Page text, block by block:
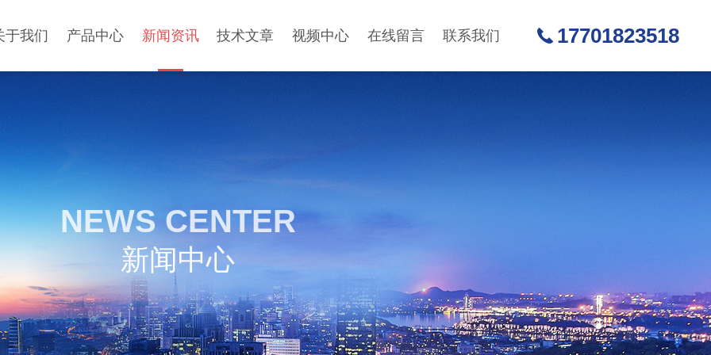
于我们 产品中心 新闻资讯 技术文章 视频中心 在线留言 联系我们 17701823518
NEWS CENTER
新闻中心